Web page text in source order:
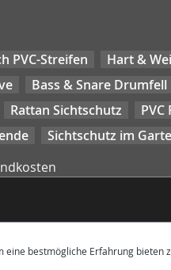
PVC-Streifen
Hart &
Bass & Snare
Rattan Sichtschutz
Sichtschutz im
eine bestmögliche Erfahrung bieten